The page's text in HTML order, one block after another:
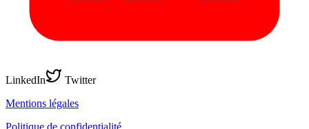
LinkedIn
Twitter
Mentions légales
Politique de confidentialité